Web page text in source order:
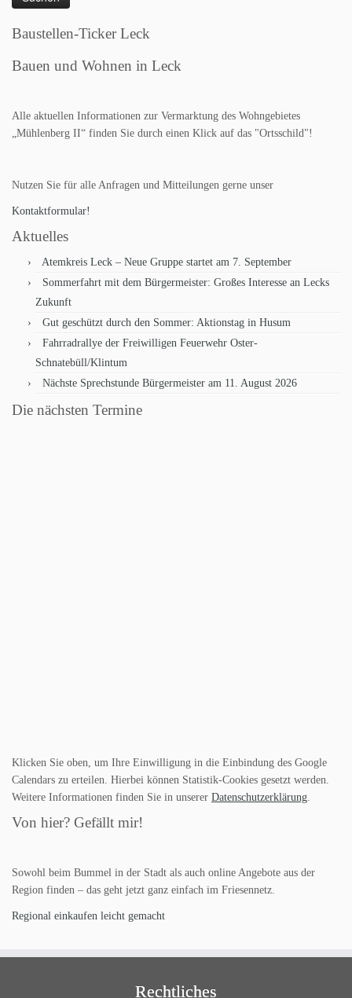
Baustellen-Ticker Leck
Bauen und Wohnen in Leck
Alle aktuellen Informationen zur Vermarktung des Wohngebietes
„Mühlenberg II“ finden Sie durch einen Klick auf das "Ortsschild"!
Nutzen Sie für alle Anfragen und Mitteilungen gerne unser
Kontaktformular!
Aktuelles
Atemkreis Leck – Neue Gruppe startet am 7. September
Sommerfahrt mit dem Bürgermeister: Großes Interesse an Lecks
Zukunft
Gut geschützt durch den Sommer: Aktionstag in Husum
Fahrradrallye der Freiwilligen Feuerwehr Oster-
Schnatebüll/Klintum
Nächste Sprechstunde Bürgermeister am 11. August 2026
Die nächsten Termine
Klicken Sie oben, um Ihre Einwilligung in die Einbindung des Google
Calendars zu erteilen. Hierbei können Statistik-Cookies gesetzt werden.
Weitere Informationen finden Sie in unserer Datenschutzerklärung.
Von hier? Gefällt mir!
Sowohl beim Bummel in der Stadt als auch online Angebote aus der
Region finden – das geht jetzt ganz einfach im Friesennetz.
Regional einkaufen leicht gemacht
Rechtliches